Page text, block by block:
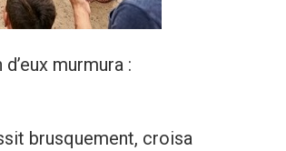
murmura :
brusquement, croisa